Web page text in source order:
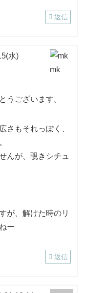
返信
水)
うございます。
さもそれっぽく、
んが、覗きシチュ
が、解けた時のリ
ー
返信